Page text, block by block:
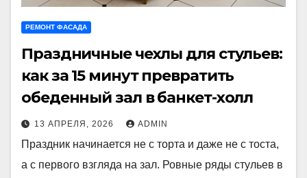
РЕМОНТ ФАСАДА
Праздничные чехлы для стульев:
как за 15 минут превратить
обеденный зал в банкет-холл
13 АПРЕЛЯ, 2026 ADMIN
Праздник начинается не с торта и даже не с тоста,
а с первого взгляда на зал. Ровные ряды стульев в